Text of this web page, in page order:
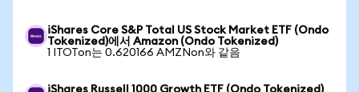
iShares Core S&P Total US Stock Market ETF (Ondo
Tokenized)에서 Amazon (Ondo Tokenized)
1 ITOTon는 0.620166 AMZNon와 같음
iShares Russell 1000 Growth ETF (Ondo Tokenized)